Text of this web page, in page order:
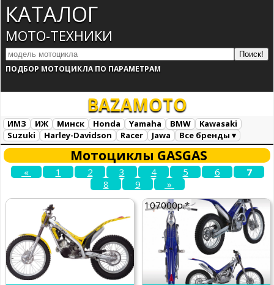
КАТАЛОГ
МОТО-ТЕХНИКИ
ПОДБОР МОТОЦИКЛА ПО ПАРАМЕТРАМ
BAZAMOTO
ИМЗ ИЖ Минск Honda Yamaha BMW
Kawasaki
Suzuki
Harley-Davidson Racer Jawa
Все бренды ▾
Все марки
Загрузка...
Мотоциклы GASGAS
« 1 2 3 4 5 6
7
8
9 »
107000р.*